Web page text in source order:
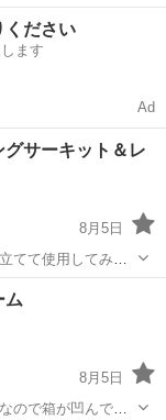
150mm。 誤発注し
ラモデル
ください
ます
Ad
サーキット＆レ
8月5日
てて使用してみま
いますが、全部は
でお願いします。
ム
8月5日
ので箱が凹んでい